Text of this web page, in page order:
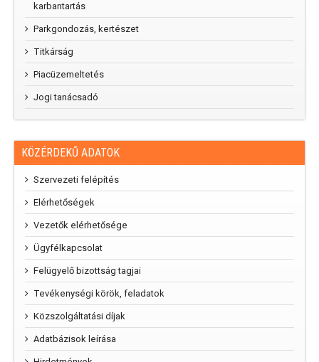
karbantartás
Parkgondozás, kertészet
Titkárság
Piacüzemeltetés
Jogi tanácsadó
KÖZÉRDEKŰ ADATOK
Szervezeti felépítés
Elérhetőségek
Vezetők elérhetősége
Ügyfélkapcsolat
Felügyelő bizottság tagjai
Tevékenységi körök, feladatok
Közszolgáltatási díjak
Adatbázisok leírása